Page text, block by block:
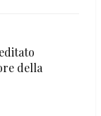
della